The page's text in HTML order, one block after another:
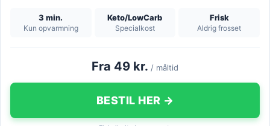
3 min.
Kun opvarmning
Keto/LowCarb
Specialkost
Frisk
Aldrig frosset
Fra 49 kr. / måltid
BESTIL HER →